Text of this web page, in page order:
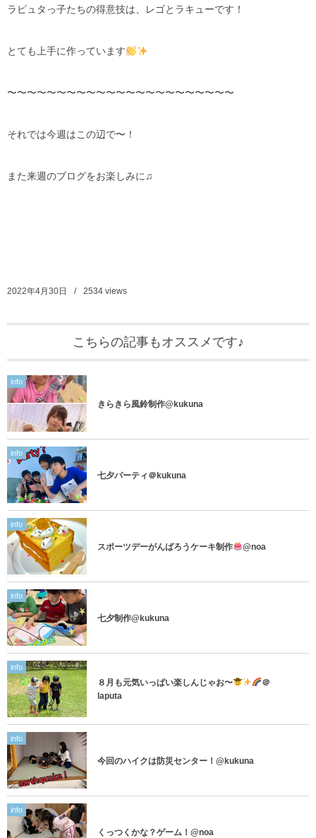
ラピュタっ子たちの得意技は、レゴとラキューです！
とても上手に作っています
〜〜〜〜〜〜〜〜〜〜〜〜〜〜〜〜〜〜〜〜〜〜〜
それでは今週はこの辺で〜！
また来週のブログをお楽しみに♫
2022年4月30日 2534 views
こちらの記事もオススメです♪
info
きらきら風鈴制作@kukuna
info
七夕パーティ＠kukuna
info
スポーツデーがんばろうケーキ制作 @noa
info
七夕制作@kukuna
info
８月も元気いっぱい楽しんじゃお〜
＠
laputa
info
今回のハイクは防災センター！@kukuna
info
くっつくかな？ゲーム！@noa